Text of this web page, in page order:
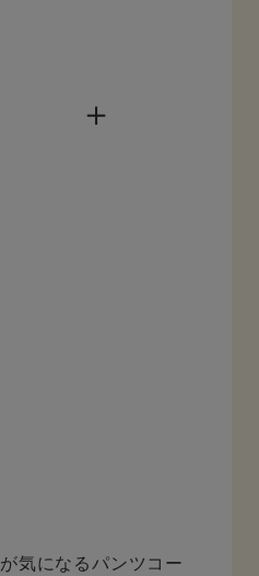
＋
気になるパンツコー